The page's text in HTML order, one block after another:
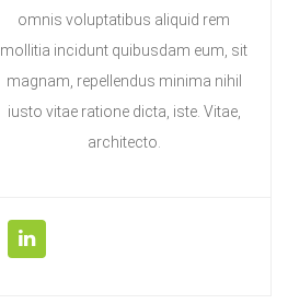
omnis voluptatibus aliquid rem
mollitia incidunt quibusdam eum, sit
magnam, repellendus minima nihil
iusto vitae ratione dicta, iste. Vitae,
architecto.